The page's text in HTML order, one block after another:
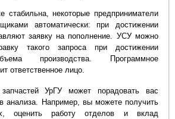
стабильна, некоторые предприниматели
автоматически: при достижении
заявку на пополнение. УСУ можно
такого запроса при достижении
производства. Программное
ответственное лицо.
УрГУ может порадовать вас
анализа. Например, вы можете получить
оценить работу отделов и вклад